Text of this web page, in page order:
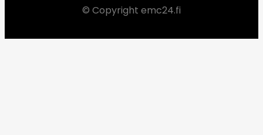
© Copyright emc24.fi